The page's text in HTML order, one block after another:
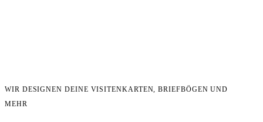
WIR DESIGNEN DEINE VISITENKARTEN, BRIEFBÖGEN UND
MEHR